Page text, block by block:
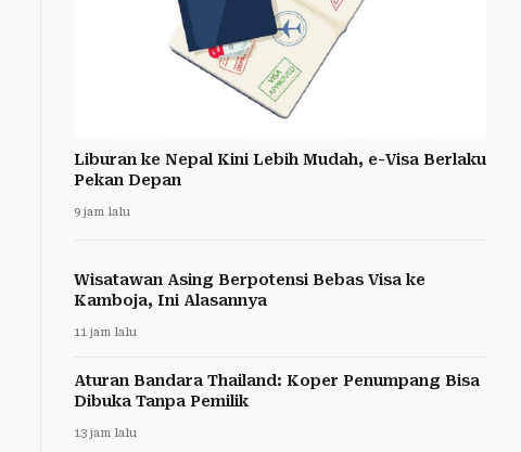
Liburan ke Nepal Kini Lebih Mudah, e-Visa Berlaku
Pekan Depan
9 jam lalu
Wisatawan Asing Berpotensi Bebas Visa ke
Kamboja, Ini Alasannya
11 jam lalu
Aturan Bandara Thailand: Koper Penumpang Bisa
Dibuka Tanpa Pemilik
13 jam lalu